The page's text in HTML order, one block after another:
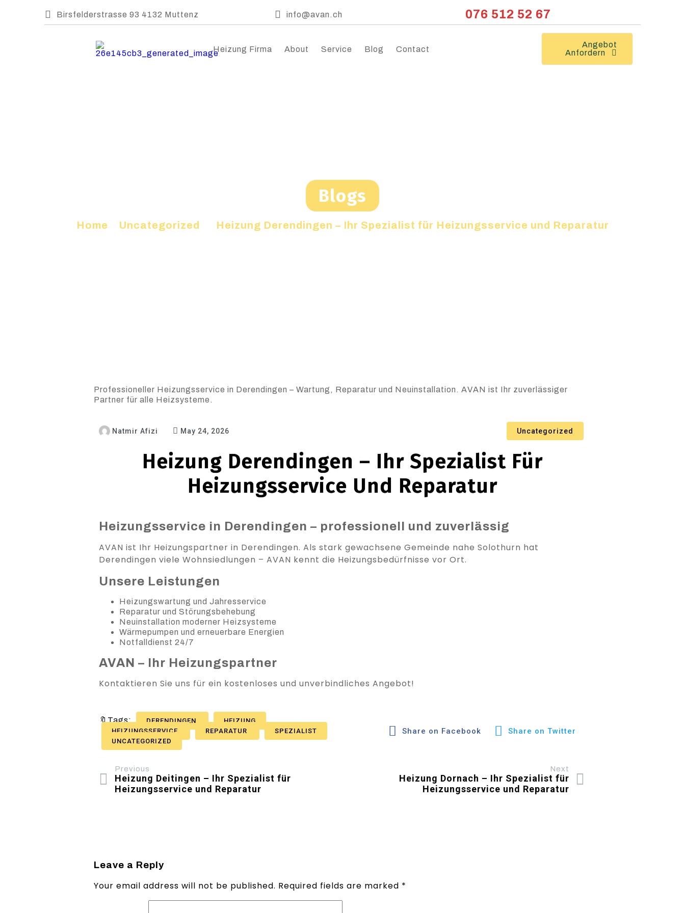
Birsfelderstrasse 93 4132 Muttenz info@avan.ch 076 512 52 67
Heizung Firma About Service Blog Contact
Angebot
Anfordern
Blogs
Home Uncategorized Heizung Derendingen – Ihr Spezialist für Heizungsservice und Reparatur
Professioneller Heizungsservice in Derendingen – Wartung, Reparatur und Neuinstallation. AVAN ist Ihr zuverlässiger
Partner für alle Heizsysteme.
Natmir Afizi May 24, 2026 Uncategorized
Heizung Derendingen – Ihr Spezialist Für
Heizungsservice Und Reparatur
Heizungsservice in Derendingen – professionell und zuverlässig
AVAN ist Ihr Heizungspartner in Derendingen. Als stark gewachsene Gemeinde nahe Solothurn hat
Derendingen viele Wohnsiedlungen – AVAN kennt die Heizungsbedürfnisse vor Ort.
Unsere Leistungen
Heizungswartung und Jahresservice
Reparatur und Störungsbehebung
Neuinstallation moderner Heizsysteme
Wärmepumpen und erneuerbare Energien
Notfalldienst 24/7
AVAN – Ihr Heizungspartner
Kontaktieren Sie uns für ein kostenloses und unverbindliches Angebot!
🔖Tags: DERENDINGEN
HEIZUNG
HEIZUNGSSERVICE
REPARATUR
SPEZIALIST
UNCATEGORIZED
Share on Facebook Share on Twitter
Previous
Heizung Deitingen – Ihr Spezialist für
Heizungsservice und Reparatur
Next
Heizung Dornach – Ihr Spezialist für
Heizungsservice und Reparatur
Leave a Reply
Your email address will not be published. Required fields are marked *